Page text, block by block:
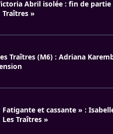
Abril isolée : fin de
Traîtres »
Traîtres (M6) : Adriana
Fatigante et cassante » :
Les Traîtres »